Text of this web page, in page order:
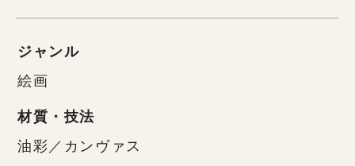
ジャンル
絵画
材質・技法
油彩／カンヴァス